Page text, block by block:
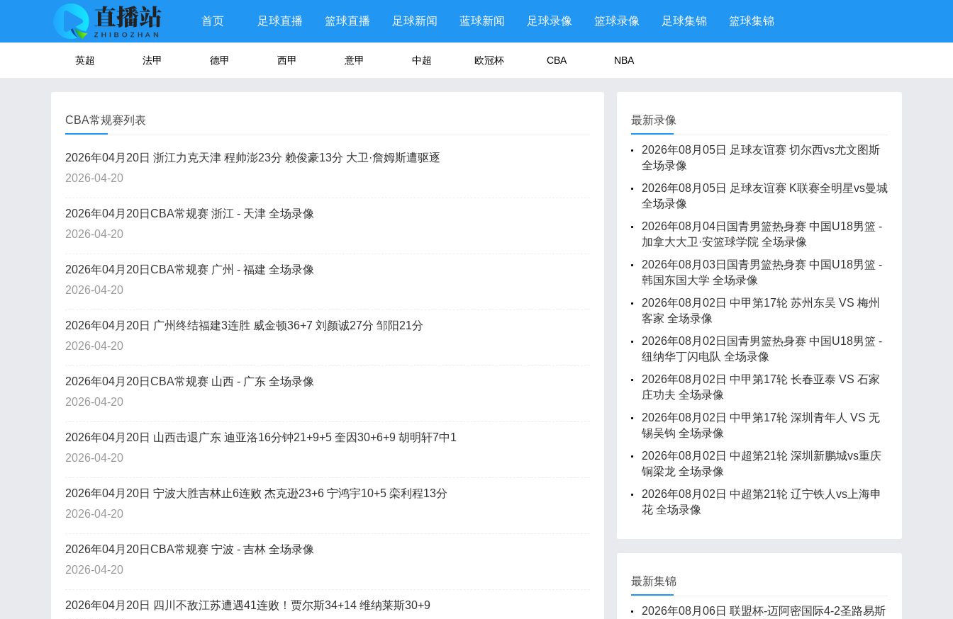
首页 足球直播 篮球直播 足球新闻 蓝球新闻 足球录像 篮球录像 足球集锦 篮球集锦
英超 法甲 德甲 西甲 意甲 中超 欧冠杯 CBA NBA
CBA常规赛列表
2026年04月20日 浙江力克天津 程帅澎23分 赖俊豪13分 大卫·詹姆斯遭驱逐
2026-04-20
2026年04月20日CBA常规赛 浙江 - 天津 全场录像
2026-04-20
2026年04月20日CBA常规赛 广州 - 福建 全场录像
2026-04-20
2026年04月20日 广州终结福建3连胜 威金顿36+7 刘颜诚27分 邹阳21分
2026-04-20
2026年04月20日CBA常规赛 山西 - 广东 全场录像
2026-04-20
2026年04月20日 山西击退广东 迪亚洛16分钟21+9+5 奎因30+6+9 胡明轩7中1
2026-04-20
2026年04月20日 宁波大胜吉林止6连败 杰克逊23+6 宁鸿宇10+5 栾利程13分
2026-04-20
2026年04月20日CBA常规赛 宁波 - 吉林 全场录像
2026-04-20
2026年04月20日 四川不敌江苏遭遇41连败！贾尔斯34+14 维纳莱斯30+9
最新录像
2026年08月05日 足球友谊赛 切尔西vs尤文图斯
全场录像
2026年08月05日 足球友谊赛 K联赛全明星vs曼城
全场录像
2026年08月04日国青男篮热身赛 中国U18男篮 -
加拿大大卫·安篮球学院 全场录像
2026年08月03日国青男篮热身赛 中国U18男篮 -
韩国东国大学 全场录像
2026年08月02日 中甲第17轮 苏州东吴 VS 梅州
客家 全场录像
2026年08月02日国青男篮热身赛 中国U18男篮 -
纽纳华丁闪电队 全场录像
2026年08月02日 中甲第17轮 长春亚泰 VS 石家
庄功夫 全场录像
2026年08月02日 中甲第17轮 深圳青年人 VS 无
锡吴钩 全场录像
2026年08月02日 中超第21轮 深圳新鹏城vs重庆
铜梁龙 全场录像
2026年08月02日 中超第21轮 辽宁铁人vs上海申
花 全场录像
最新集锦
2026年08月06日 联盟杯-迈阿密国际4-2圣路易斯